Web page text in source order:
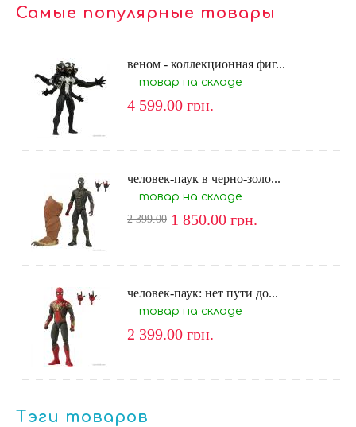
Самые популярные товары
веном - коллекционная фиг...
товар на складе
4 599.00 грн.
человек-паук в черно-золо...
товар на складе
2 399.00 1 850.00 грн.
человек-паук: нет пути до...
товар на складе
2 399.00 грн.
Тэги товаров